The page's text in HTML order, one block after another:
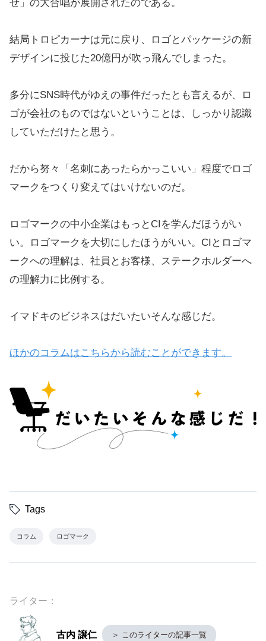
せ」の大合唱が展開されたのである。
結局トロピカーナは元に戻り、ロゴとパッケージの新
デザインに投じた20億円が吹っ飛んでしまった。
多分にSNS時代がゆえの事件だったとも言えるが、ロ
ゴが会社のものではないということは、しっかり認識
していただけたと思う。
だから努々「名刺にあったらかっこいい」程度でロゴ
マークをつくり変えてはいけないのだ。
ロゴマークの中小企業はもっとCIを学んだほうがい
い。ロゴマークを大切にしたほうがいい。CIとロゴマ
ークへの理解は、社員とお客様、ステークホルダーへ
の理解力に比例する。
イマドキのビジネスはだいたいそんな感じだ。
ほかのコラムはこちらから読むことができます。
Tags
コラム ロゴマーク
ライター：
古内 譲仁 ＞ このライターの記事一覧